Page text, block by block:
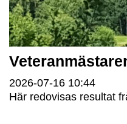
2026-07-16 10:44
Här redovisas resultat